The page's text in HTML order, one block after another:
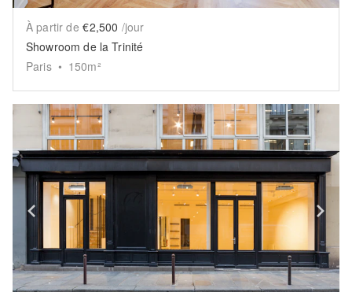
À partir de €2,500 /jour
Showroom de la Trinité
Paris • 150m²
Show previous slide